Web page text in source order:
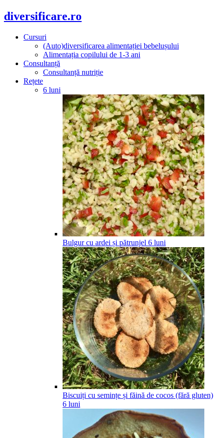
diversificare.ro
Cursuri
(Auto)diversificarea alimentației bebelușului
Alimentația copilului de 1-3 ani
Consultanță
Consultanță nutriție
Rețete
6 luni
Bulgur cu ardei și pătrunjel 6 luni
Biscuiți cu semințe și făină de cocos (fără gluten)
6 luni